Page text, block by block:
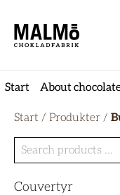
Start About
Start / Produkter /
Couvertyr